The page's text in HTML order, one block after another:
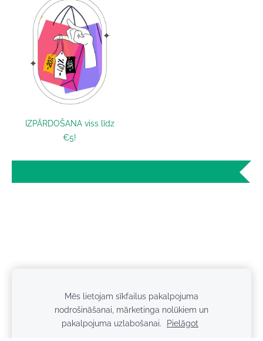
IZPĀRDOŠANA viss līdz
€5!
Sīkdatnes
Mēs lietojam sīkfailus pakalpojuma
nodrošināšanai, mārketinga nolūkiem un
pakalpojuma uzlabošanai.
Pielāgot